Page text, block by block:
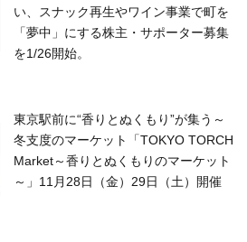
い、スナック再生やワイン事業で町を
「夢中」にする株主・サポーター募集
を1/26開始。
東京駅前に“香りとぬくもり”が集う～
冬支度のマーケット「TOKYO TORCH
Market～香りとぬくもりのマーケット
～」11月28日（金）29日（土）開催